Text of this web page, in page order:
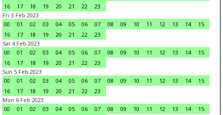
16
17 18 19 20 21 22
23
Fri 3 Feb 2023
00
01 02 03 04 05 06 07 08 09 10 11 12 13 14
15
16
17 18 19 20 21 22
23
Sat 4 Feb 2023
00
01 02 03 04 05 06 07 08 09 10 11 12 13 14
15
16
17 18 19 20 21 22
23
Sun 5 Feb 2023
00
01 02 03 04 05 06 07 08 09 10 11 12 13 14
15
16
17 18 19 20 21 22
23
Mon 6 Feb 2023
00
01 02 03 04 05 06 07 08 09 10 11 12 13 14
15